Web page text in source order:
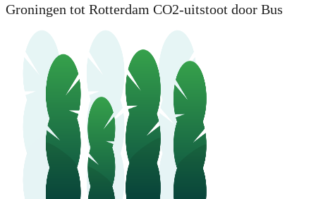
Groningen tot Rotterdam CO2-uitstoot door Bus